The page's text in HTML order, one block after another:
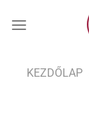
KEZDŐLAP